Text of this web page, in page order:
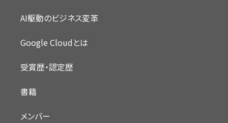
AI駆動のビジネス変革
Google Cloudとは
受賞歴・認定歴
書籍
メンバー